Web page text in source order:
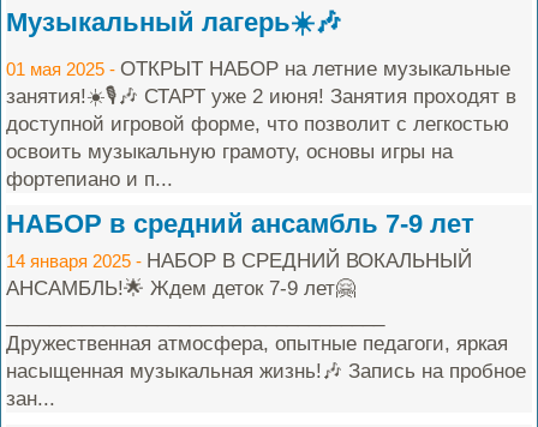
Музыкальный лагерь☀️🎶
01 мая 2025 -ОТКРЫТ НАБОР на летние музыкальные
занятия!☀️🎙️🎶 СТАРТ уже 2 июня! Занятия проходят в
доступной игровой форме, что позволит с легкостью
освоить музыкальную грамоту, основы игры на
фортепиано и п...
НАБОР в средний ансамбль 7-9 лет
14 января 2025 - НАБОР В СРЕДНИЙ ВОКАЛЬНЫЙ
АНСАМБЛЬ!🌟 Ждем деток 7-9 лет🤗
Дружественная атмосфера, опытные педагоги, яркая
насыщенная музыкальная жизнь!🎶 Запись на пробное
зан...